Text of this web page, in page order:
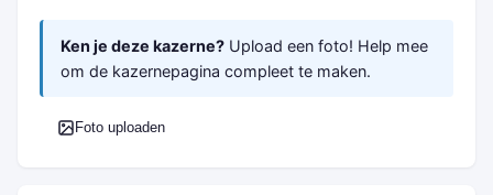
Ken je deze kazerne? Upload een foto! Help mee
om de kazernepagina compleet te maken.
Foto uploaden